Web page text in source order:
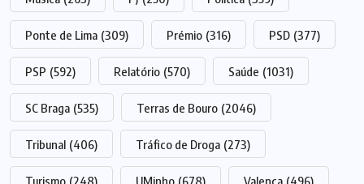
Ponte de Lima (309) Prémio (316) PSD (377)
PSP (592) Relatório (570) Saúde (1031)
SC Braga (535) Terras de Bouro (2046)
Tribunal (406) Tráfico de Droga (273)
Turismo (248) UMinho (678) Valença (496)